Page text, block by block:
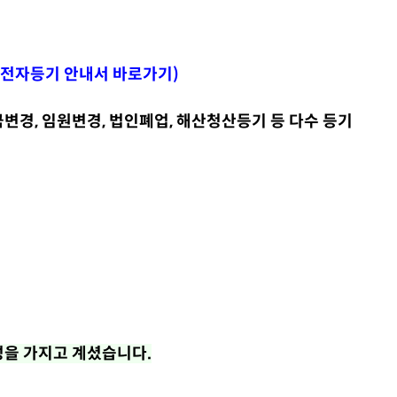
자등기 안내서 바로가기 )
경, 임원변경, 법인폐업, 해산청산등기 등 다수 등기
가지고 계셨습니다.